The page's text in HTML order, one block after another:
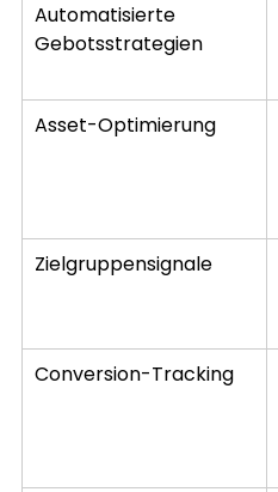
Automatisierte
Gebotsstrategien
Asset-Optimierung
Zielgruppensignale
Conversion-Tracking